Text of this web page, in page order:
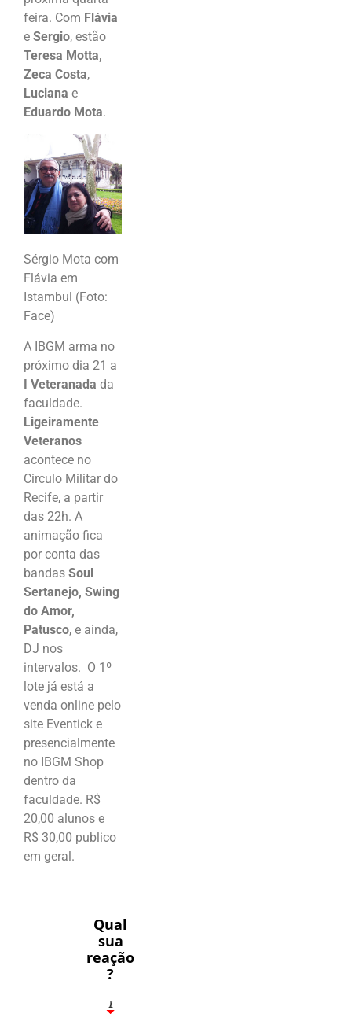
feira. Com Flávia
e Sergio, estão
Teresa Motta,
Zeca Costa,
Luciana e
Eduardo Mota.
Sérgio Mota com
Flávia em
Istambul (Foto:
Face)
A IBGM arma no
próximo dia 21 a
I Veteranada da
faculdade.
Ligeiramente
Veteranos
acontece no
Circulo Militar do
Recife, a partir
das 22h. A
animação fica
por conta das
bandas Soul
Sertanejo, Swing
do Amor,
Patusco, e ainda,
DJ nos
intervalos. O 1º
lote já está a
venda online pelo
site Eventick e
presencialmente
no IBGM Shop
dentro da
faculdade. R$
20,00 alunos e
R$ 30,00 publico
em geral.
Qual
sua
reação
?
1
7